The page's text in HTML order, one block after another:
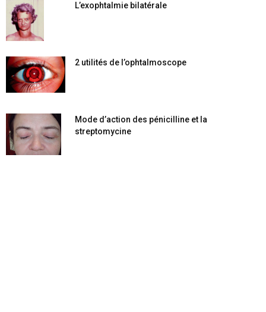
L’exophtalmie bilatérale
2 utilités de l’ophtalmoscope
Mode d’action des pénicilline et la
streptomycine